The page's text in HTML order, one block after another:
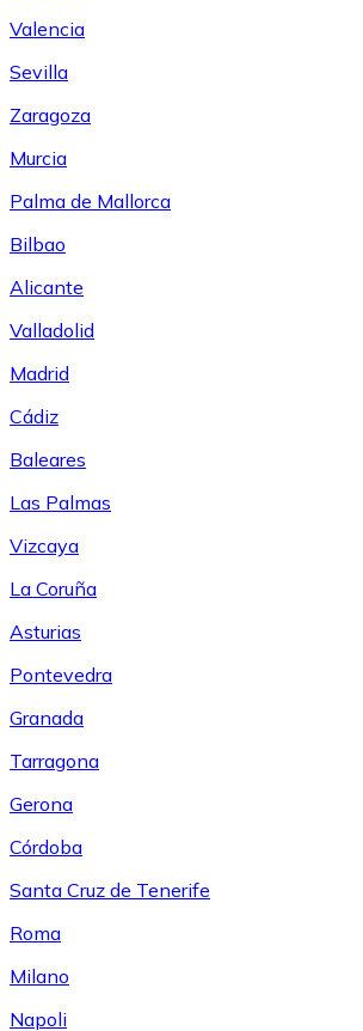
Valencia
Sevilla
Zaragoza
Murcia
Palma de Mallorca
Bilbao
Alicante
Valladolid
Madrid
Cádiz
Baleares
Las Palmas
Vizcaya
La Coruña
Asturias
Pontevedra
Granada
Tarragona
Gerona
Córdoba
Santa Cruz de Tenerife
Roma
Milano
Napoli